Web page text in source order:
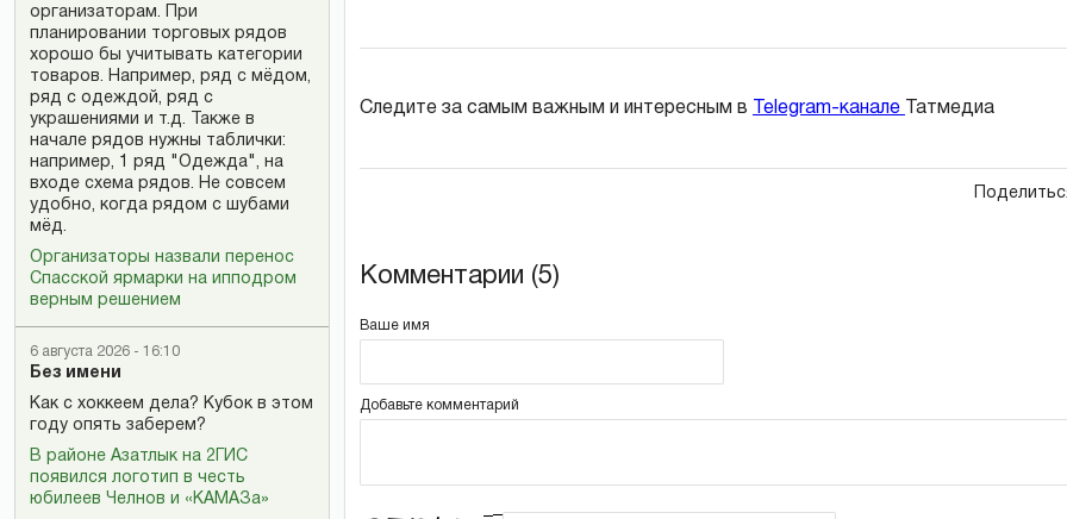
организаторам. При
планировании торговых рядов
хорошо бы учитывать категории
товаров. Например, ряд с мёдом,
ряд с одеждой, ряд с
украшениями и т.д. Также в
начале рядов нужны таблички:
например, 1 ряд "Одежда", на
входе схема рядов. Не совсем
удобно, когда рядом с шубами
мёд.
Организаторы назвали перенос
Спасской ярмарки на ипподром
верным решением
6 августа 2026 - 16:10
Без имени
Как с хоккеем дела? Кубок в этом
году опять заберем?
В районе Азатлык на 2ГИС
появился логотип в честь
юбилеев Челнов и «КАМАЗа»
Следите за самым важным и интересным в Telegram-канале Татмедиа
Комментарии (5)
Ваше имя
Добавьте комментарий